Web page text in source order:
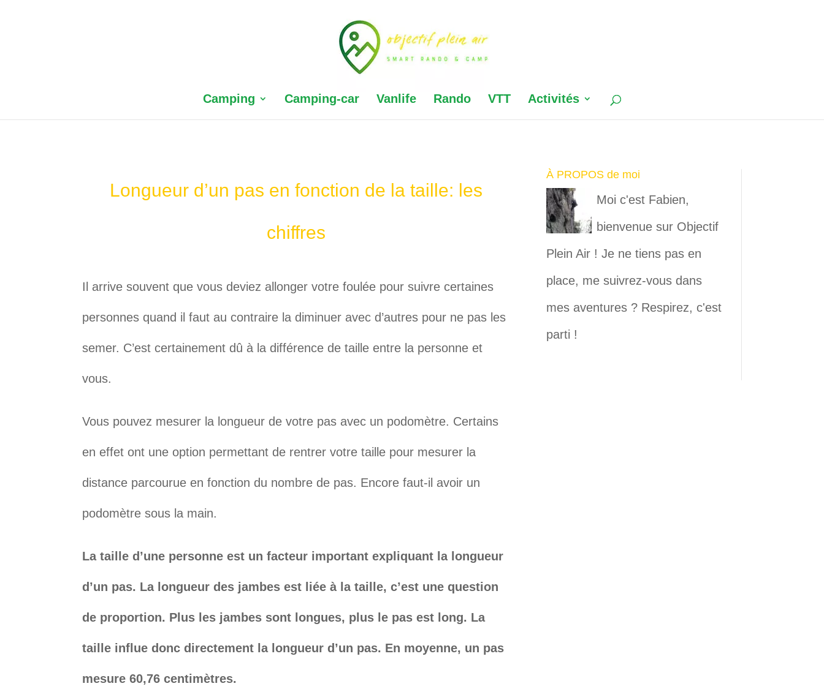
Camping Camping-car Vanlife Rando VTT Activités
Longueur d’un pas en fonction de la taille: les
chiffres
Il arrive souvent que vous deviez allonger votre foulée pour suivre certaines
personnes quand il faut au contraire la diminuer avec d’autres pour ne pas les
semer. C’est certainement dû à la différence de taille entre la personne et
vous.
Vous pouvez mesurer la longueur de votre pas avec un podomètre. Certains
en effet ont une option permettant de rentrer votre taille pour mesurer la
distance parcourue en fonction du nombre de pas. Encore faut-il avoir un
podomètre sous la main.
La taille d’une personne est un facteur important expliquant la longueur
d’un pas. La longueur des jambes est liée à la taille, c’est une question
de proportion. Plus les jambes sont longues, plus le pas est long. La
taille influe donc directement la longueur d’un pas. En moyenne, un pas
mesure 60,76 centimètres.
À PROPOS de moi
Moi c'est Fabien,
bienvenue sur Objectif
Plein Air ! Je ne tiens pas en
place, me suivrez-vous dans
mes aventures ? Respirez, c'est
parti !